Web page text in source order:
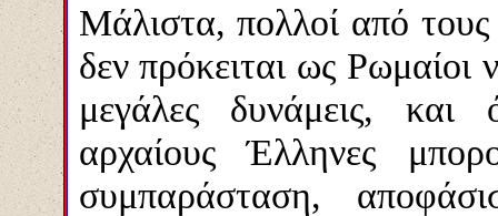
Μάλιστα, πολλοί από
δεν πρόκειται ως
μεγάλες δυνάμεις,
αρχαίους Έλληνες
συμπαράσταση,